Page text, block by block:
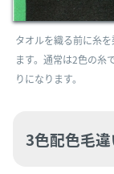
タオルを織る前に糸
ます。通常は2色の糸
りになります。
3色配色毛